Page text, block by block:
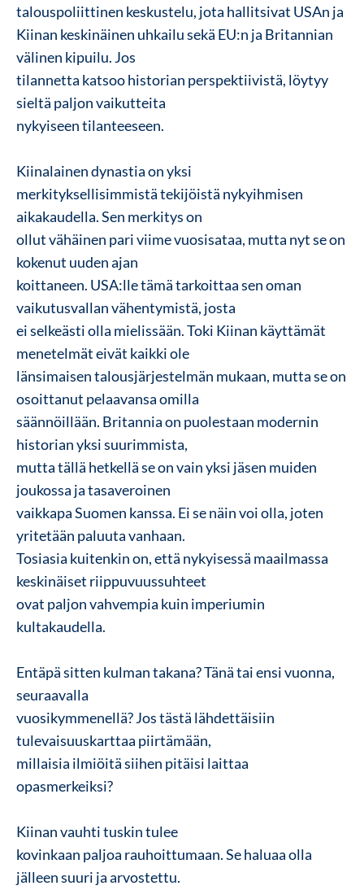
talouspoliittinen keskustelu, jota hallitsivat USAn ja
Kiinan keskinäinen uhkailu sekä EU:n ja Britannian
välinen kipuilu. Jos
tilannetta katsoo historian perspektiivistä, löytyy
sieltä paljon vaikutteita
nykyiseen tilanteeseen.
Kiinalainen dynastia on yksi
merkityksellisimmistä tekijöistä nykyihmisen
aikakaudella. Sen merkitys on
ollut vähäinen pari viime vuosisataa, mutta nyt se on
kokenut uuden ajan
koittaneen. USA:lle tämä tarkoittaa sen oman
vaikutusvallan vähentymistä, josta
ei selkeästi olla mielissään. Toki Kiinan käyttämät
menetelmät eivät kaikki ole
länsimaisen talousjärjestelmän mukaan, mutta se on
osoittanut pelaavansa omilla
säännöillään. Britannia on puolestaan modernin
historian yksi suurimmista,
mutta tällä hetkellä se on vain yksi jäsen muiden
joukossa ja tasaveroinen
vaikkapa Suomen kanssa. Ei se näin voi olla, joten
yritetään paluuta vanhaan.
Tosiasia kuitenkin on, että nykyisessä maailmassa
keskinäiset riippuvuussuhteet
ovat paljon vahvempia kuin imperiumin
kultakaudella.
Entäpä sitten kulman takana? Tänä tai ensi vuonna,
seuraavalla
vuosikymmenellä? Jos tästä lähdettäisiin
tulevaisuuskarttaa piirtämään,
millaisia ilmiöitä siihen pitäisi laittaa
opasmerkeiksi?
Kiinan vauhti tuskin tulee
kovinkaan paljoa rauhoittumaan. Se haluaa olla
jälleen suuri ja arvostettu.